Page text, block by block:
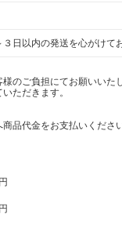
日以内の発送を心がけて
のご負担にてお願いいた
ただきます。
品代金をお支払いください